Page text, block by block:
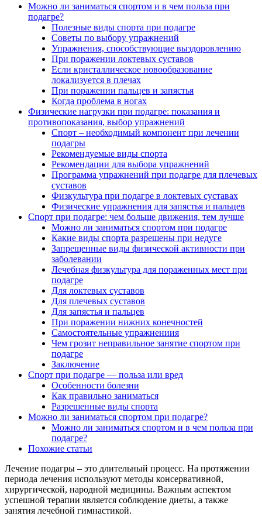
Можно ли заниматься спортом и в чем польза при
подагре?
Полезные виды спорта при подагре
Советы по выбору упражнений
Упражнения, способствующие выздоровлению
При поражении локтевых суставов
Если кристаллическое новообразование
локализуется в плечах
При поражении пальцев и запястья
Когда проблема в ногах
Физические нагрузки при подагре: показания и
противопоказания, выбор упражнений
Спорт – необходимый компонент при лечении
подагры
Рекомендуемые виды спорта
Рекомендации для выбора упражнений
Программа упражнений при подагре для плечевых
суставов
Физкультура при подагре в локтевых суставах
Физические упражнения для запястья и пальцев
Спорт при подагре: чем больше движения, тем лучше
Можно ли заниматься спортом при подагре
Какие виды спорта разрешены при недуге
Запрещенные виды физической активности при
заболевании
Лечебная физкультура для пораженных мест при
подагре
Для локтевых суставов
Для плечевых суставов
Для запястья и пальцев
При поражении нижних конечностей
Самостоятельные упражнениия
Чем грозит неправильное занятие спортом при
подагре
Заключение
Спорт при подагре — польза или вред
Особенности болезни
Как правильно заниматься
Разрешенные виды спорта
Можно ли заниматься спортом при подагре?
Можно ли заниматься спортом и в чем польза при
подагре?
Похожие статьи
Лечение подагры – это длительный процесс. На протяжении
периода лечения используют методы консервативной,
хирургической, народной медицины. Важным аспектом
успешной терапии является соблюдение диеты, а также
занятия лечебной гимнастикой.